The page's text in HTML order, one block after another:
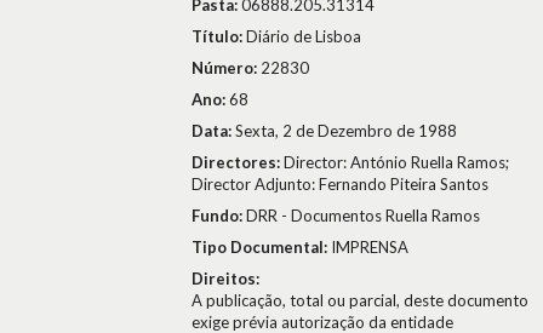
Pasta:06888.205.31314
Título:Diário de Lisboa
Número: 22830
Ano:68
Data:Sexta, 2 de Dezembro de 1988
Directores:Director: António Ruella Ramos;
Director Adjunto: Fernando Piteira Santos
Fundo:DRR - Documentos Ruella Ramos
Tipo Documental: IMPRENSA
Direitos:
A publicação, total ou parcial, deste documento
exige prévia autorização da entidade